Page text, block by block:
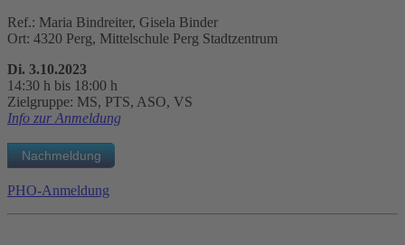
Ref.: Maria Bindreiter, Gisela Binder
Ort: 4320 Perg, Mittelschule Perg Stadtzentrum
Di. 3.10.2023
14:30 h bis 18:00 h
Zielgruppe: MS, PTS, ASO, VS
Info zur Anmeldung
PHO-Anmeldung